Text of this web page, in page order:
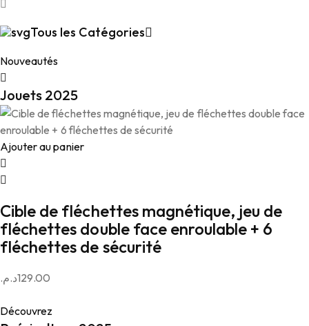
Tous les Catégories
Nouveautés
Jouets 2025
Ajouter au panier
Cible de fléchettes magnétique, jeu de
fléchettes double face enroulable + 6
fléchettes de sécurité
129.00د.م.
Découvrez